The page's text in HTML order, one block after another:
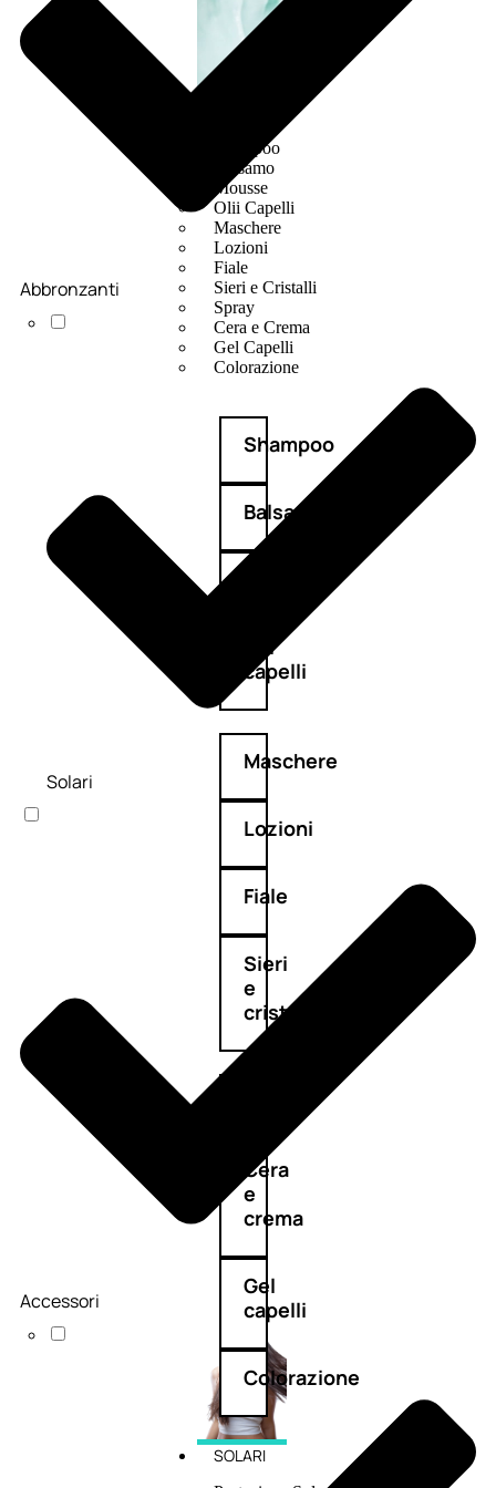
Shampoo
Balsamo
Mousse
Olii Capelli
Maschere
Lozioni
Fiale
Sieri e Cristalli
Spray
Cera e Crema
Gel Capelli
Colorazione
Shampoo
Balsamo
Olii
capelli
Maschere
Lozioni
Fiale
Sieri
e
cristalli
Cera
e
crema
Gel
capelli
Colorazione
SOLARI
Abbronzanti
Solari
Accessori